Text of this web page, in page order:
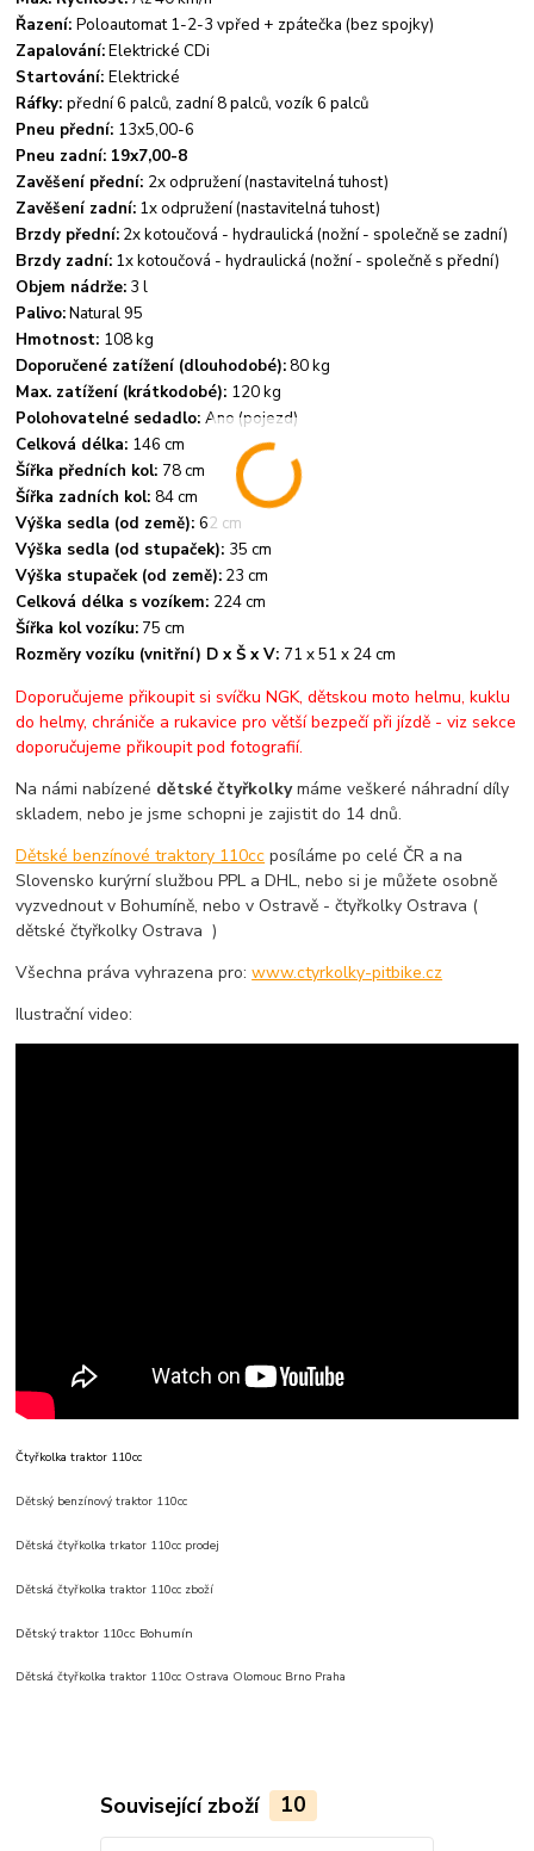
Řazení:Poloautomat 1-2-3 vpřed + zpátečka (bez spojky)
Zapalování:Elektrické CDi
Startování:Elektrické
Ráfky:přední 6 palců, zadní 8 palců, vozík 6 palců
Pneu přední: 13x5,00-6
Pneu zadní: 19x7,00-8
Zavěšení přední: 2x odpružení (nastavitelná tuhost)
Zavěšení zadní: 1x odpružení (nastavitelná tuhost)
Brzdy přední: 2x kotoučová - hydraulická (nožní - společně se zadní)
Brzdy zadní: 1x kotoučová - hydraulická (nožní - společně s přední)
Objem nádrže: 3 l
Palivo:Natural 95
Hmotnost: 108 kg
Doporučené zatížení (dlouhodobé): 80 kg
Max. zatížení (krátkodobé): 120 kg
Polohovatelné sedadlo:Ano (pojezd)
Celková délka: 146 cm
Šířka předních kol: 78 cm
Šířka zadních kol: 84 cm
Výška sedla (od země):62 cm
Výška sedla (od stupaček): 35 cm
Výška stupaček (od země): 23 cm
Celková délka s vozíkem: 224 cm
Šířka kol vozíku: 75 cm
Rozměry vozíku (vnitřní) D x Š x V: 71 x 51 x 24 cm
Doporučujeme přikoupit si svíčku NGK, dětskou moto helmu, kuklu
do helmy, chrániče a rukavice pro větší bezpečí při jízdě - viz sekce
doporučujeme přikoupit pod fotografií.
Na námi nabízené dětské čtyřkolkymáme veškeré náhradní díly
skladem, nebo je jsme schopni je zajistit do 14 dnů.
Dětské benzínové traktory 110cc posíláme po celé ČR a na
Slovensko kurýrní službou PPL a DHL, nebo si je můžete osobně
vyzvednout v Bohumíně, nebo v Ostravě - čtyřkolky Ostrava (
dětské čtyřkolky Ostrava )
Všechna práva vyhrazena pro:www.ctyrkolky-pitbike.cz
Ilustrační video:
Čtyřkolka traktor 110cc
Dětský benzínový traktor 110cc
Dětská čtyřkolka trkator 110cc prodej
Dětská čtyřkolka traktor 110cc zboží
Dětský traktor 110cc Bohumín
Dětská čtyřkolka traktor 110cc Ostrava Olomouc Brno Praha
Související zboží 10